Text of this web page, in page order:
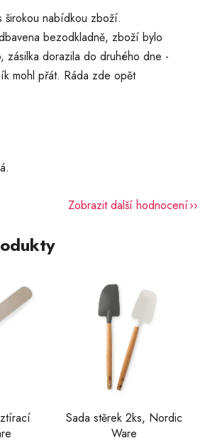
širokou nabídkou zboží.
bezodkladně, zboží bylo
zásilka dorazila do druhého dne -
mohl přát. Ráda zde opět
je 5 z 5 hvězdiček.
Zobrazit další hodnocení
Sada stěrek 2ks, Nordic
Ware